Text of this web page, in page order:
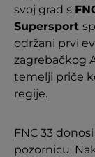
svoj grad s
Supersport
održani prvi
zagrebačkog
temelji priče
regije.
FNC 33
pozornicu.